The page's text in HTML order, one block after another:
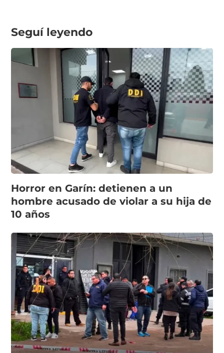
Seguí leyendo
Horror en Garín: detienen a un
hombre acusado de violar a su hija de
10 años